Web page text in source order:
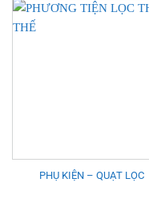
PHỤ KIỆN – QUẠT LỌC